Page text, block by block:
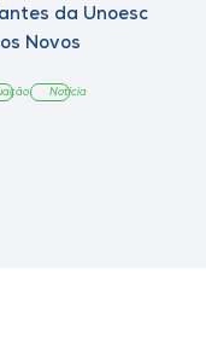
da Unoesc
Novos
Notícia